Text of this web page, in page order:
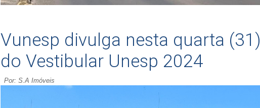
Vunesp divulga nesta quarta
do Vestibular Unesp 2024
Por: S.A Imóveis